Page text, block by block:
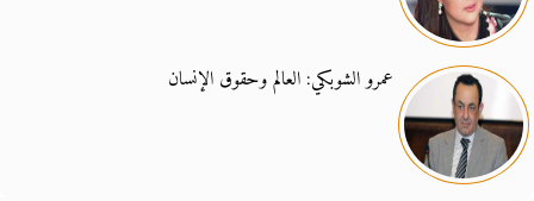
عمرو الشوبكي: العالم وحقوق الإنسان